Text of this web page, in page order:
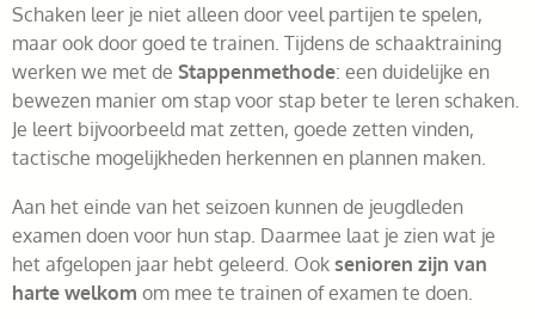
Schaken leer je niet alleen door veel partijen te spelen,
maar ook door goed te trainen. Tijdens de schaaktraining
werken we met de Stappenmethode: een duidelijke en
bewezen manier om stap voor stap beter te leren schaken.
Je leert bijvoorbeeld mat zetten, goede zetten vinden,
tactische mogelijkheden herkennen en plannen maken.
Aan het einde van het seizoen kunnen de jeugdleden
examen doen voor hun stap. Daarmee laat je zien wat je
het afgelopen jaar hebt geleerd. Ooksenioren zijn van
harte welkom om mee te trainen of examen te doen.